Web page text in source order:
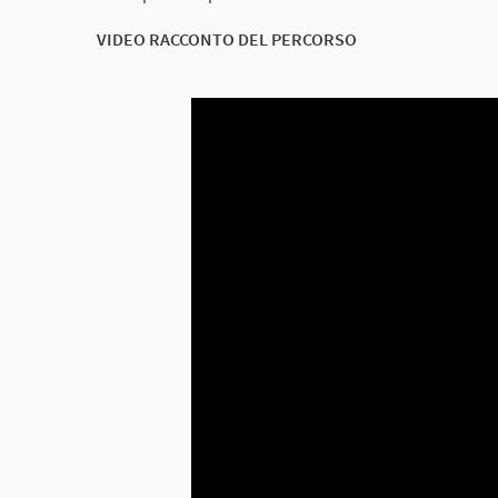
VIDEO RACCONTO DEL PERCORSO